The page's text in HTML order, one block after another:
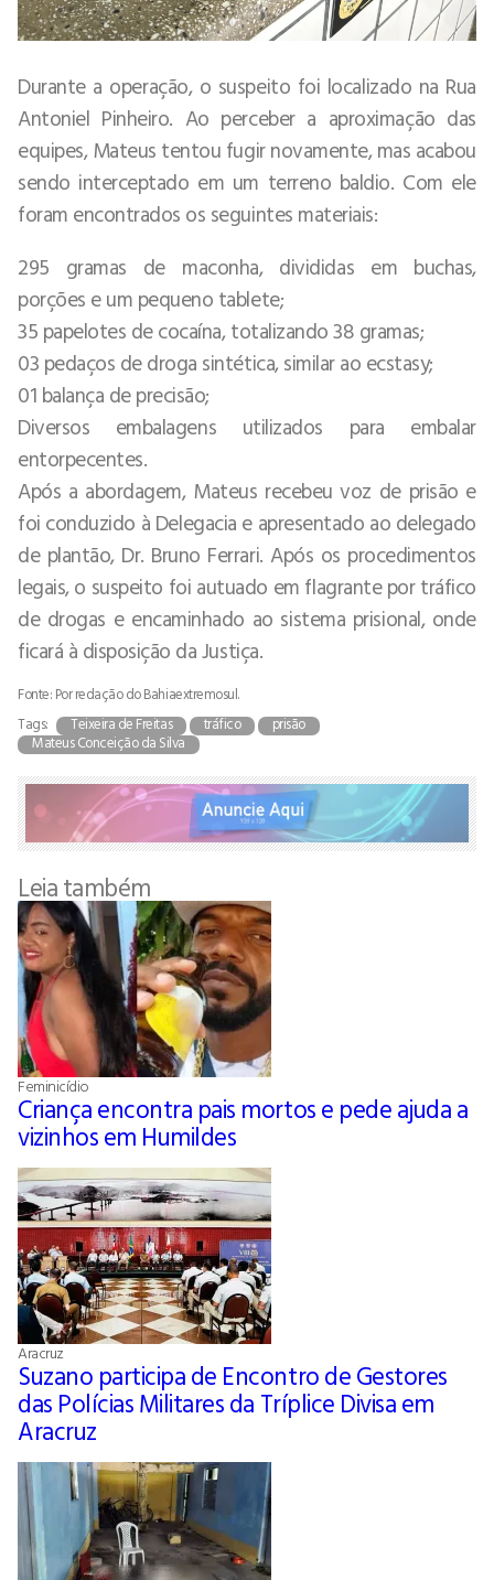
Durante a operação, o suspeito foi localizado na Rua
Antoniel Pinheiro. Ao perceber a aproximação das
equipes, Mateus tentou fugir novamente, mas acabou
sendo interceptado em um terreno baldio. Com ele
foram encontrados os seguintes materiais:
295 gramas de maconha, divididas em buchas,
porções e um pequeno tablete;
35 papelotes de cocaína, totalizando 38 gramas;
03 pedaços de droga sintética, similar ao ecstasy;
01 balança de precisão;
Diversos embalagens utilizados para embalar
entorpecentes.
Após a abordagem, Mateus recebeu voz de prisão e
foi conduzido à Delegacia e apresentado ao delegado
de plantão, Dr. Bruno Ferrari. Após os procedimentos
legais, o suspeito foi autuado em flagrante por tráfico
de drogas e encaminhado ao sistema prisional, onde
ficará à disposição da Justiça.
Fonte: Por redação do Bahiaextremosul.
Tags:
Teixeira de Freitas tráfico
prisão
Mateus Conceição da Silva
Leia também
Feminicídio
Criança encontra pais mortos e pede ajuda a
vizinhos em Humildes
Aracruz
Suzano participa de Encontro de Gestores
das Polícias Militares da Tríplice Divisa em
Aracruz